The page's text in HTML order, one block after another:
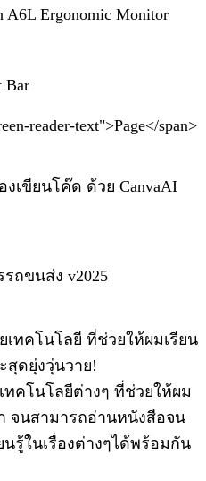
A6L Ergonomic Monitor
Bar
reader-text">Page</span>
เขียนโค๊ด ด้วย CanvaAI
ถขนส่ง v2025
เทคโนโลยี ที่ช่วยให้ผมเรียน
สุดยุ่งวุ่นวาย!
คโนโลยีต่างๆ ที่ช่วยให้ผม
จนสามารถอ่านหนังสือจน
นรู้ในเรื่องต่างๆได้พร้อมกัน